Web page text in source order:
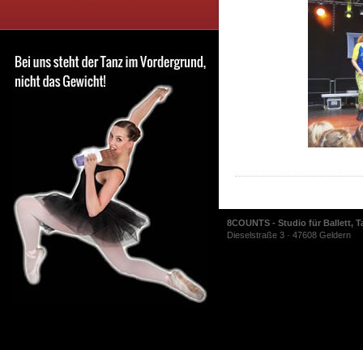
8COUNTS - Studio für Ballett,
Dieselstraße 3 · 47608 Geldern